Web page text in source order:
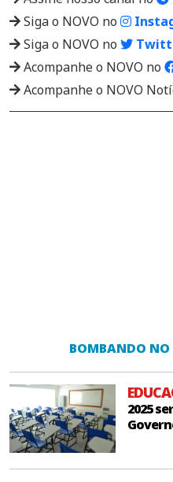
Siga o NOVO no
Siga o NOVO no
Acompanhe o NOVO no
Acompanhe o NOVO
BOMBANDO
2025